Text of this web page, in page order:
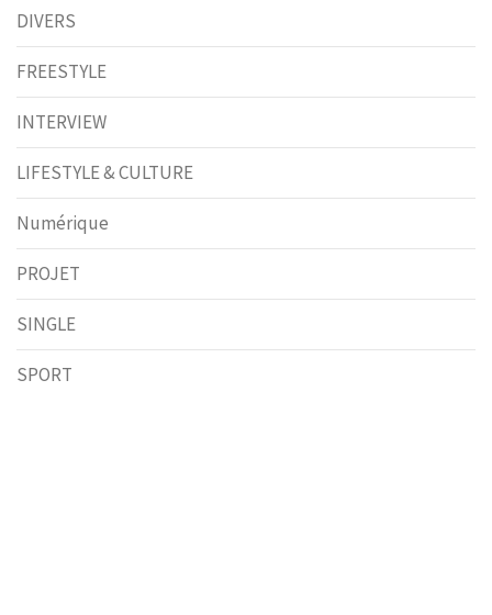
DIVERS
FREESTYLE
INTERVIEW
LIFESTYLE & CULTURE
Numérique
PROJET
SINGLE
SPORT